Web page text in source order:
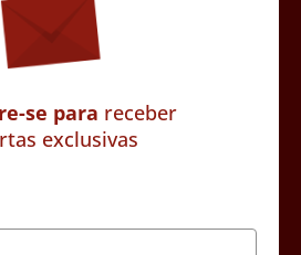
se para receber
exclusivas